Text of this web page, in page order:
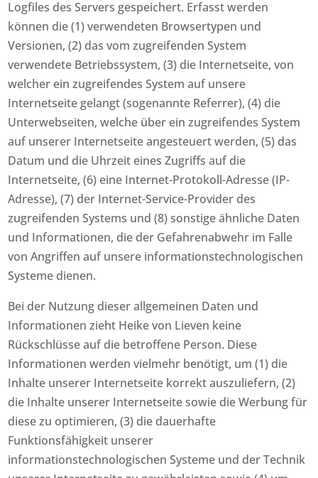
Logfiles des Servers gespeichert. Erfasst werden
können die (1) verwendeten Browsertypen und
Versionen, (2) das vom zugreifenden System
verwendete Betriebssystem, (3) die Internetseite, von
welcher ein zugreifendes System auf unsere
Internetseite gelangt (sogenannte Referrer), (4) die
Unterwebseiten, welche über ein zugreifendes System
auf unserer Internetseite angesteuert werden, (5) das
Datum und die Uhrzeit eines Zugriffs auf die
Internetseite, (6) eine Internet-Protokoll-Adresse (IP-
Adresse), (7) der Internet-Service-Provider des
zugreifenden Systems und (8) sonstige ähnliche Daten
und Informationen, die der Gefahrenabwehr im Falle
von Angriffen auf unsere informationstechnologischen
Systeme dienen.
Bei der Nutzung dieser allgemeinen Daten und
Informationen zieht Heike von Lieven keine
Rückschlüsse auf die betroffene Person. Diese
Informationen werden vielmehr benötigt, um (1) die
Inhalte unserer Internetseite korrekt auszuliefern, (2)
die Inhalte unserer Internetseite sowie die Werbung für
diese zu optimieren, (3) die dauerhafte
Funktionsfähigkeit unserer
informationstechnologischen Systeme und der Technik